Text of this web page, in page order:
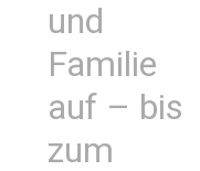
und
Familie
auf – bis
zum